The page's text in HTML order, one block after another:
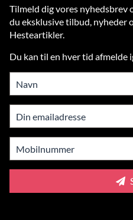
Tilmeld dig vores nyhedsbrev
du eksklusive tilbud, nyheder
Hesteartikler.
Du kan til en hver tid afmelde